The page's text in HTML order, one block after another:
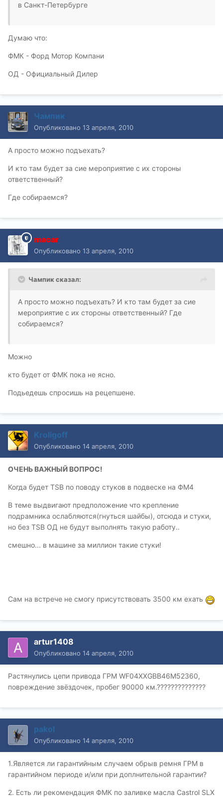
в Санкт-Петербурге
Думаю что:
ФМК - Форд Мотор Компани
ОД - Официальный Дилер
Чампик
Опубликовано 13 апреля, 2010
А просто можно подъехать?
И кто там будет за сие мероприятие с их стороны
ответственный?
Где собираемся?
macar
Опубликовано 13 апреля, 2010
Чампик сказал:
А просто можно подъехать? И кто там будет за сие
мероприятие с их стороны ответственный? Где
собираемся?
Можно
кто будет от ФМК пока не ясно.
Подьедешь спросишь на рецепшене.
Kroligoff
Опубликовано 14 апреля, 2010
ОЧЕНЬ ВАЖНЫЙ ВОПРОС!
Когда будет TSB по поводу стуков в подвеске на ФМ4
В теме выдвигают предположение что крепление
подрамника ослабляются(гнуться шайбы), отсюда и стуки,
но без TSB ОД не будут выполнять такую работу..
смешно... в машине за миллион такие стуки!
Сам на встрече не смогу присутствовать 3500 км ехать
artur1408
Опубликовано 14 апреля, 2010
Растянулись цепи привода ГРМ WF04XXGBB46M52360,
повреждение звёздочек, пробег 90000 км.??????????????
pakol
Опубликовано 14 апреля, 2010
1.Является ли гарантийным случаем обрыв ремня ГРМ в
гарантийном периоде и/или при доплнительной гарантии?
2. Есть ли рекомендация ФМК по заливке масла Сastrol SLX